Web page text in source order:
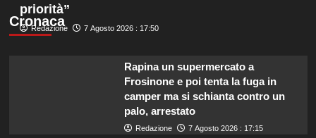
Lorella Cuccarini compie 61 anni:
Federica Pellegrini compie 38 anni:
celebrazione in famiglia da mamma
bis emozionante e gioiosa.
Cronaca
priorità”
Redazione 7 Agosto 2026 : 17:50
Rapina un supermercato a
Frosinone e poi tenta la fuga in
camper ma si schianta contro un
palo, arrestato
Redazione 7 Agosto 2026 : 17:15